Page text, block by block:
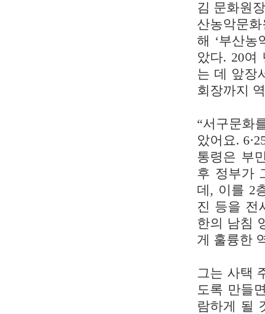
김 문화원
산농악문
해 ‘부산농
았다. 20여
는 데 앞장
회장까지
“서구문화
았어요.
통령은 부
후 정부가
데, 이를 2
진 등을 전
한의 남침
게 훌륭한
그는 사택
도록 만들
람하게 될